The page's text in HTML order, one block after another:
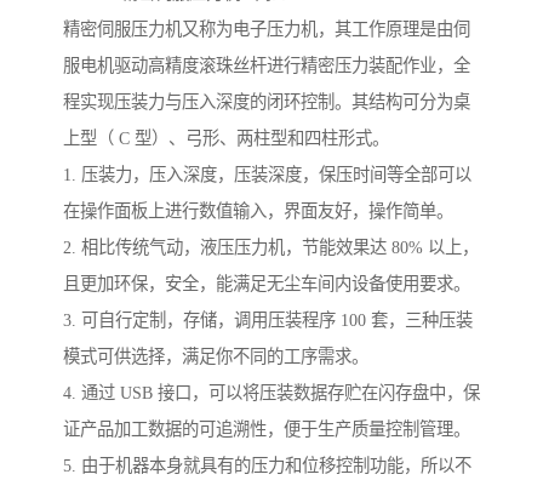
精密伺服压力机又称为电子压力机，其工作原理是由伺
服电机驱动高精度滚珠丝杆进行精密压力装配作业，全
程实现压装力与压入深度的闭环控制。其结构可分为桌
上型（ C 型）、弓形、两柱型和四柱形式。
1. 压装力，压入深度，压装深度，保压时间等全部可以
在操作面板上进行数值输入，界面友好，操作简单。
2. 相比传统气动，液压压力机，节能效果达 80% 以上，
且更加环保，安全，能满足无尘车间内设备使用要求。
3. 可自行定制，存储，调用压装程序 100 套，三种压装
模式可供选择，满足你不同的工序需求。
4. 通过 USB 接口，可以将压装数据存贮在闪存盘中，保
证产品加工数据的可追溯性，便于生产质量控制管理。
5. 由于机器本身就具有的压力和位移控制功能，所以不